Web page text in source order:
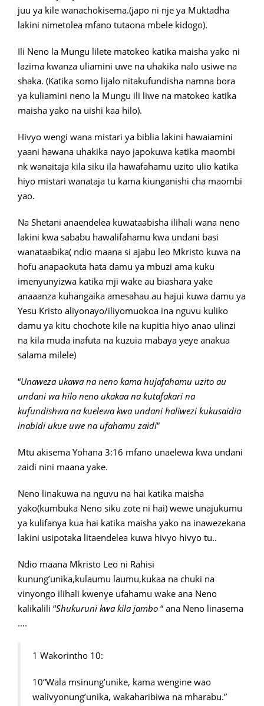
juu ya kile wanachokisema.(japo ni nje ya Muktadha
lakini nimetolea mfano tutaona mbele kidogo).
Ili Neno la Mungu lilete matokeo katika maisha yako ni
lazima kwanza uliamini uwe na uhakika nalo usiwe na
shaka. (Katika somo lijalo nitakufundisha namna bora
ya kuliamini neno la Mungu ili liwe na matokeo katika
maisha yako na uishi kaa hilo).
Hivyo wengi wana mistari ya biblia lakini hawaiamini
yaani hawana uhakika nayo japokuwa katika maombi
nk wanaitaja kila siku ila hawafahamu uzito ulio katika
hiyo mistari wanataja tu kama kiunganishi cha maombi
yao.
Na Shetani anaendelea kuwataabisha ilihali wana neno
lakini kwa sababu hawalifahamu kwa undani basi
wanataabika( ndio maana si ajabu leo Mkristo kuwa na
hofu anapaokuta hata damu ya mbuzi ama kuku
imenyunyizwa katika mji wake au biashara yake
anaaanza kuhangaika amesahau au hajui kuwa damu ya
Yesu Kristo aliyonayo/iliyomuokoa ina nguvu kuliko
damu ya kitu chochote kile na kupitia hiyo anao ulinzi
na kila muda inafuta na kuzuia mabaya yeye anakua
salama milele)
“Unaweza ukawa na neno kama hujafahamu uzito au
undani wa hilo neno ukakaa na kutafakari na
kufundishwa na kuelewa kwa undani haliwezi kukusaidia
inabidi ukue uwe na ufahamu zaidi”
Mtu akisema Yohana 3:16 mfano unaelewa kwa undani
zaidi nini maana yake.
Neno linakuwa na nguvu na hai katika maisha
yako(kumbuka Neno siku zote ni hai) wewe unajukumu
ya kulifanya kua hai katika maisha yako na inawezekana
lakini usipotaka litaendelea kuwa hivyo hivyo tu..
Ndio maana Mkristo Leo ni Rahisi
kunung’unika,kulaumu laumu,kukaa na chuki na
vinyongo ilihali kwenye ufahamu wake ana Neno
kalikalili “Shukuruni kwa kila jambo “ ana Neno linasema
….
1 Wakorintho 10:
10“Wala msinung’unike, kama wengine wao
walivyonung’unika, wakaharibiwa na mharabu.”